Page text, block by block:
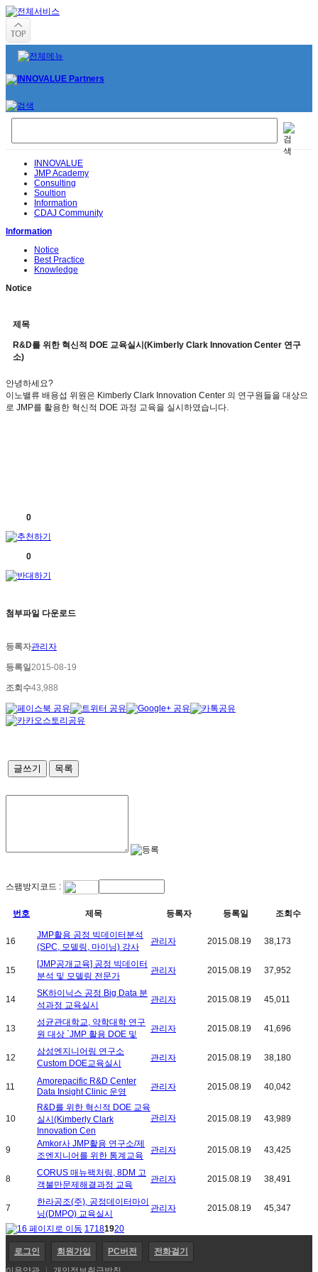
INNOVALUE
JMP Academy
Consulting
Soultion
Information
CDAJ Community
Information
Notice
Best Practice
Knowledge
Notice
제목
R&D를 위한 혁신적 DOE 교육실시(Kimberly Clark Innovation Center 연구
소)
안녕하세요?
이노밸류 배용섭 위원은 Kimberly Clark Innovation Center 의 연구원들을 대상으
로 JMP를 활용한 혁신적 DOE 과정 교육을 실시하였습니다.
0
0
첨부파일 다운로드
등록자관리자
등록일2015-08-19
조회수43,988
글쓰기 목록
스팸방지코드 :
번호 제목 등록자 등록일 조회수
16
JMP활용 공정 빅데이터분석
(SPC, 모델링, 마이닝) 강사
관리자 2015.08.19 38,173
15
[JMP공개교육] 공정 빅데이터
분석 및 모델링 전문가
관리자 2015.08.19 37,952
14
SK하이닉스 공정 Big Data 분
석과정 교육실시
관리자 2015.08.19 45,011
13
성균관대학교, 약학대학 연구
원 대상 `JMP 활용 DOE 및
관리자 2015.08.19 41,696
12
삼성엔지니어링 연구소
Custom DOE교육실시
관리자 2015.08.19 38,180
11
Amorepacific R&D Center
Data Insight Clinic 운영
관리자 2015.08.19 40,042
10
R&D를 위한 혁신적 DOE 교육
실시(Kimberly Clark
Innovation Cen
관리자 2015.08.19 43,989
9
Amkor사 JMP활용 연구소/제
조엔지니어를 위한 통계교육
관리자 2015.08.19 43,425
8
CORUS 매뉴팩처링, 8DM 고
객불만문제해결과정 교육
관리자 2015.08.19 38,491
7
한라공조(주), 공정데이터마이
닝(DMPO) 교육실시
관리자 2015.08.19 45,347
17181920
로그인 회원가입 PC버전
전화걸기